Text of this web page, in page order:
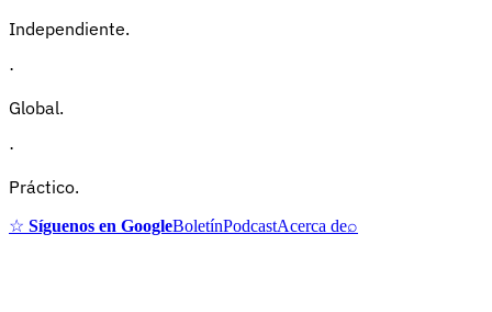
Independiente.
·
Global.
·
Práctico.
☆ Síguenos en GoogleBoletínPodcastAcerca de⌕